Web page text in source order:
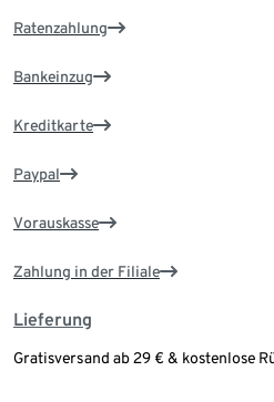
Ratenzahlung
Bankeinzug
Kreditkarte
Paypal
Vorauskasse
Zahlung in der Filiale
Lieferung
Gratisversand ab 29 € & kostenlose